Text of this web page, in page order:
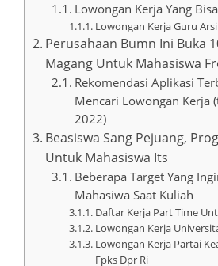
Lowongan Kerja Yang
Lowongan Kerja Guru
Perusahaan Bumn Ini Buka
Magang Untuk Mahasiswa
Rekomendasi Aplikasi
Mencari Lowongan Kerja
2022)
Beasiswa Sang Pejuang,
Untuk Mahasiswa Its
Beberapa Target Yang
Mahasiwa Saat Kuliah
Daftar Kerja Part Time
Lowongan Kerja
Lowongan Kerja Partai
Fpks Dpr Ri